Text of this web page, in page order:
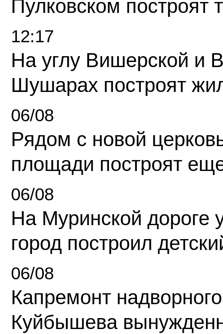
Пулковском построят
12:17
На углу Вишерской и
Шушарах построят
06/08
Рядом с новой
площади построят
06/08
На Муринской дороге
город построил
06/08
Капремонт
Куйбышева